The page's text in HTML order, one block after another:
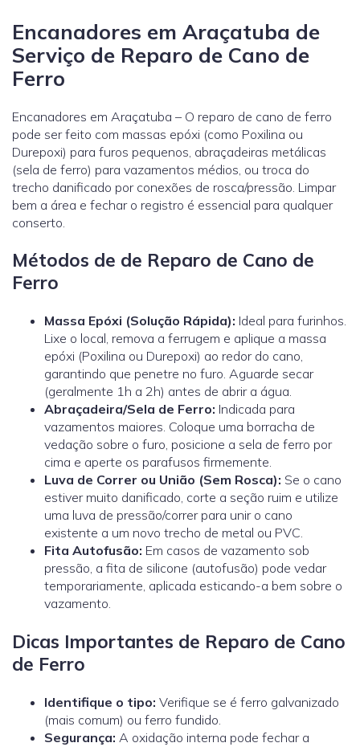
Encanadores em Araçatuba de
Serviço de Reparo de Cano de
Ferro
Encanadores em Araçatuba – O reparo de cano de ferro
pode ser feito com massas epóxi (como Poxilina ou
Durepoxi) para furos pequenos, abraçadeiras metálicas
(sela de ferro) para vazamentos médios, ou troca do
trecho danificado por conexões de rosca/pressão. Limpar
bem a área e fechar o registro é essencial para qualquer
conserto.
Métodos de de Reparo de Cano de
Ferro
Massa Epóxi (Solução Rápida): Ideal para furinhos.
Lixe o local, remova a ferrugem e aplique a massa
epóxi (Poxilina ou Durepoxi) ao redor do cano,
garantindo que penetre no furo. Aguarde secar
(geralmente 1h a 2h) antes de abrir a água.
Abraçadeira/Sela de Ferro: Indicada para
vazamentos maiores. Coloque uma borracha de
vedação sobre o furo, posicione a sela de ferro por
cima e aperte os parafusos firmemente.
Luva de Correr ou União (Sem Rosca): Se o cano
estiver muito danificado, corte a seção ruim e utilize
uma luva de pressão/correrpara unir o cano
existente a um novo trecho de metal ou PVC.
Fita Autofusão: Em casos de vazamento sob
pressão, a fita de silicone (autofusão) pode vedar
temporariamente, aplicada esticando-a bem sobre o
vazamento.
Dicas Importantes de Reparo de Cano
de Ferro
Identifique o tipo: Verifique se é ferro galvanizado
(mais comum) ou ferro fundido.
Segurança: A oxidação interna pode fechar a